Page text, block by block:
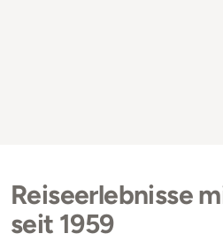
Reiseerlebnisse
seit 1959